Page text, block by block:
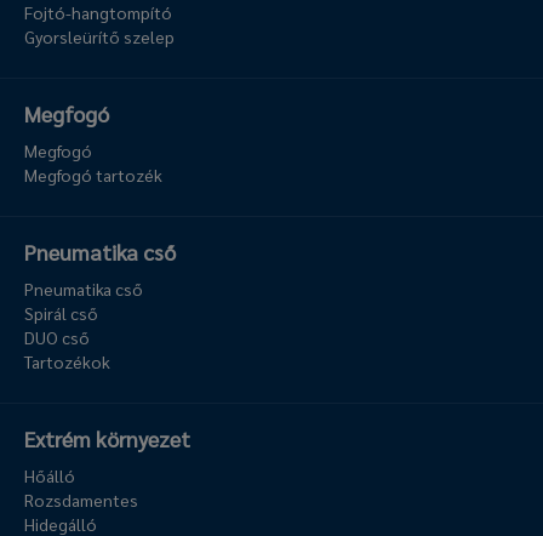
Fojtó-hangtompító
Gyorsleürítő szelep
Megfogó
Megfogó
Megfogó tartozék
Pneumatika cső
Pneumatika cső
Spirál cső
DUO cső
Tartozékok
Extrém környezet
Hőálló
Rozsdamentes
Hidegálló